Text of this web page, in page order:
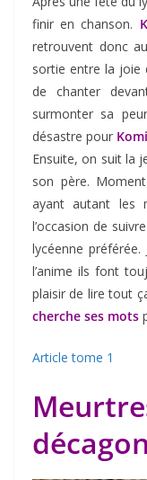
finir en chanson.
retrouvent donc
sortie entre la joie
de chanter
surmonter sa
désastre pour Komi
Ensuite, on suit la
son père.
ayant autant les
l’occasion de
lycéenne préférée.
l’anime ils font
plaisir de lire tout
cherche ses mots
Article tome 1